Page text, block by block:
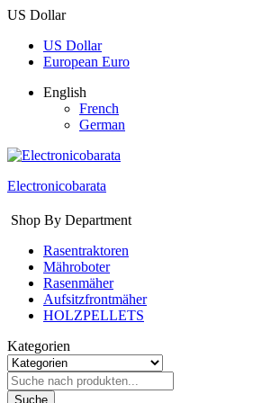
US Dollar
US Dollar
European Euro
English
French
German
Electronicobarata
Shop By Department
Rasentraktoren
Mähroboter
Rasenmäher
Aufsitzfrontmäher
HOLZPELLETS
Kategorien
Suche